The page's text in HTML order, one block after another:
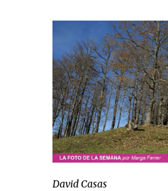
David Casas